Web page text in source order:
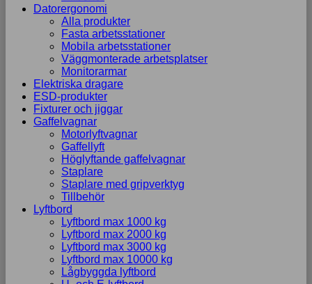
Datorergonomi
Alla produkter
Fasta arbetsstationer
Mobila arbetsstationer
Väggmonterade arbetsplatser
Monitorarmar
Elektriska dragare
ESD-produkter
Fixturer och jiggar
Gaffelvagnar
Motorlyftvagnar
Gaffellyft
Höglyftande gaffelvagnar
Staplare
Staplare med gripverktyg
Tillbehör
Lyftbord
Lyftbord max 1000 kg
Lyftbord max 2000 kg
Lyftbord max 3000 kg
Lyftbord max 10000 kg
Lågbyggda lyftbord